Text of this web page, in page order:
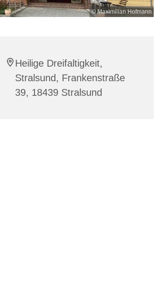
© Maximilian Hofmann
Heilige Dreifaltigkeit,
Stralsund, Frankenstraße
39, 18439 Stralsund